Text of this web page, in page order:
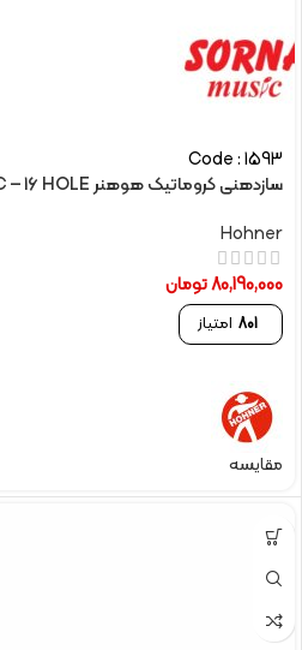
Code : 1593
سازدهنی کروماتیک هوهنر M757401 LARRY ADLER C – 16 HOLE
Hohner
80,190,000تومان
801 امتیاز
مقایسه